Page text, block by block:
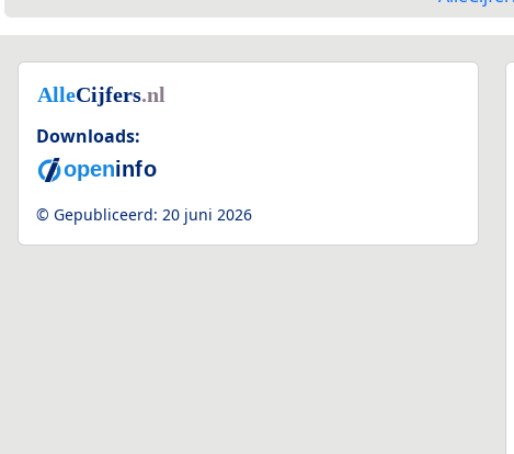
Downloads:
© Gepubliceerd: 20 juni 2026